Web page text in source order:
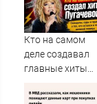
атаковать
предприятия в
Поволжье, но
Кто на самом
деле создавал
главные хиты
почему о её